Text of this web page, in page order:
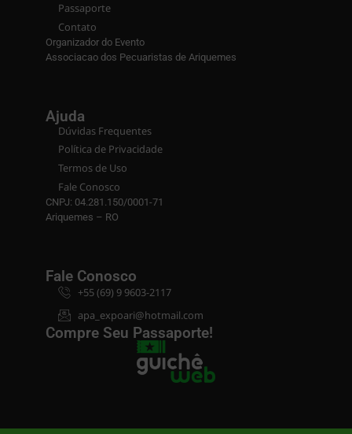
Passaporte
Contato
Organizador do Evento
Associacao dos Pecuaristas de Ariquemes
Ajuda
Dúvidas Frequentes
Política de Privacidade
Termos de Uso
Fale Conosco
CNPJ: 04.281.150/0001-71
Ariquemes – RO
Fale Conosco
+55 (69) 9 9603-2117
apa_expoari@hotmail.com
Compre Seu Passaporte!